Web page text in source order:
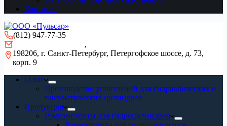
Контакты
(812) 947-77-35
,
198206, г. Санкт-Петербург, Петергофское шоссе, д. 73,
корп. 9
О нас
Производство уплотнений для гидравлических и
пневматических цилиндров
Продукция
Ремкомплекты для гидроцилиндров